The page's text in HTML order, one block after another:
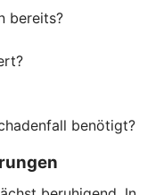
bereits?
benötigt?